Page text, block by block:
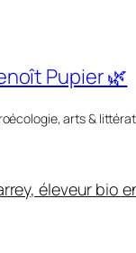
Pupier 🌿
arts &
éleveur bio